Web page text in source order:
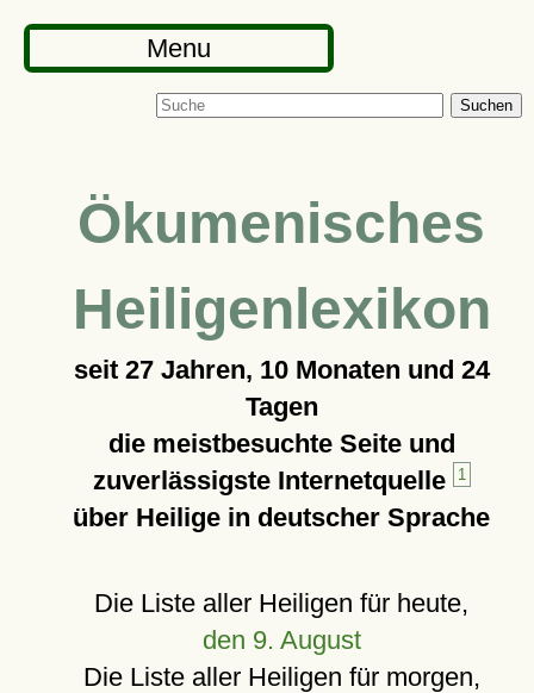
Menu
Suchen
Ökumenisches
Heiligenlexikon
seit 27 Jahren, 10 Monaten und 24
Tagen
die meistbesuchte Seite und
zuverlässigste Internetquelle
1
über Heilige in deutscher Sprache
Die Liste aller Heiligen für heute,
den 9. August
Die Liste aller Heiligen für morgen,